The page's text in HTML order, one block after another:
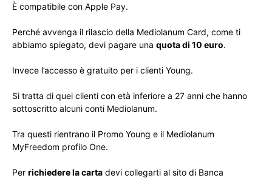
È compatibile con Apple Pay.
Perché avvenga il rilascio della Mediolanum Card, come ti
abbiamo spiegato, devi pagare una quota di 10 euro.
Invece l’accesso è gratuito per i clienti Young.
Si tratta di quei clienti con età inferiore a 27 anni che hanno
sottoscritto alcuni conti Mediolanum.
Tra questi rientrano il Promo Young e il Mediolanum
MyFreedom profilo One.
Per richiedere la carta devi collegarti al sito di Banca